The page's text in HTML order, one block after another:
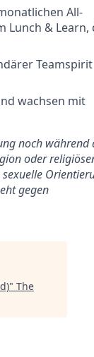
All-
Lunch & Learn,
Teamspirit
wachsen mit
noch während
oder
gegen
" The